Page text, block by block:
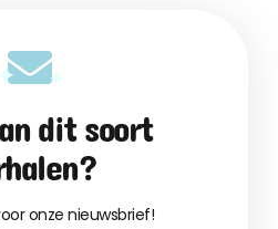
dit soort
onze nieuwsbrief!